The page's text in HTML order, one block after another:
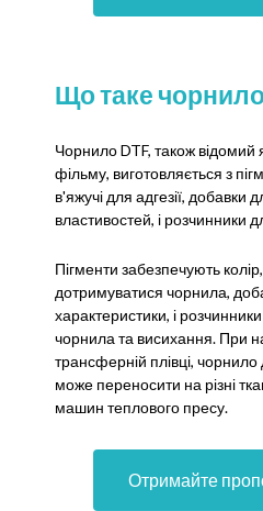
Що таке
Чорнило DTF, також
фільму, виготовляється з
в'яжучі для адгезії, добавки
властивостей, і розчинники
Пігменти забезпечують
дотримуватися чорнила,
характеристики, і
чорнила та висихання. При
трансферній плівці, чорнило
може переносити на різні
машин теплового пресу.
Отримайте